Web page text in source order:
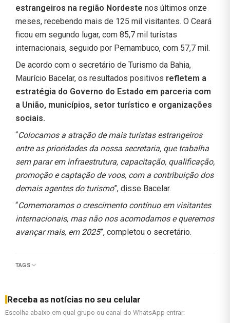
estrangeiros na região Nordeste nos últimos onze
meses, recebendo mais de 125 mil visitantes. O Ceará
ficou em segundo lugar, com 85,7 mil turistas
internacionais, seguido por Pernambuco, com 57,7 mil.
De acordo com o secretário de Turismo da Bahia,
Maurício Bacelar, os resultados positivos refletem a
estratégia do Governo do Estado em parceria com
a União, municípios, setor turístico e organizações
sociais.
“Colocamos a atração de mais turistas estrangeiros
entre as prioridades da nossa secretaria, que trabalha
sem parar em infraestrutura, capacitação, qualificação,
promoção e captação de voos, com a contribuição dos
demais agentes do turismo”, disse Bacelar.
“Comemoramos o crescimento contínuo em visitantes
internacionais, mas não nos acomodamos e queremos
avançar mais, em 2025”, completou o secretário.
TAGS
Receba as notícias no seu celular
Escolha abaixo em qual grupo ou canal do WhatsApp entrar: